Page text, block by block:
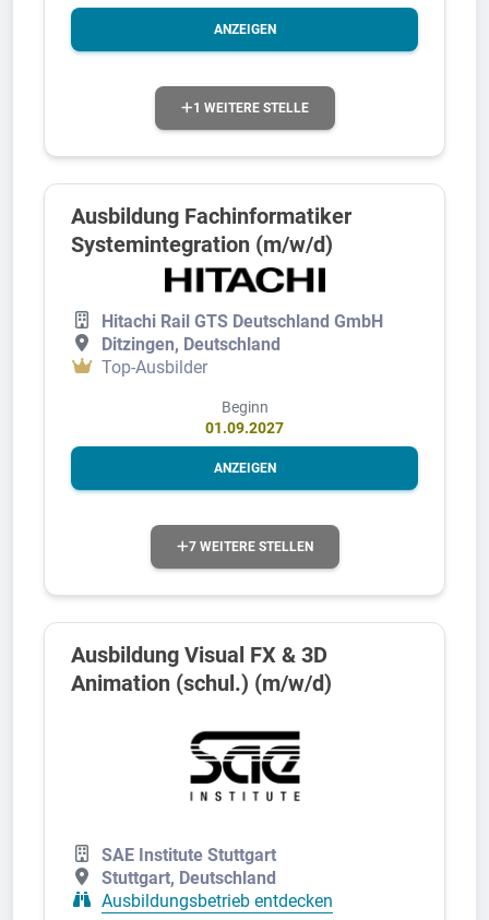
ANZEIGEN
1 WEITERE STELLE
Ausbildung Fachinformatiker
Systemintegration (m/w/d)
Hitachi Rail GTS Deutschland GmbH
Ditzingen, Deutschland
Top-Ausbilder
Beginn
01.09.2027
ANZEIGEN
7 WEITERE STELLEN
Ausbildung Visual FX & 3D
Animation (schul.) (m/w/d)
SAE Institute Stuttgart
Stuttgart, Deutschland
Ausbildungsbetrieb entdecken